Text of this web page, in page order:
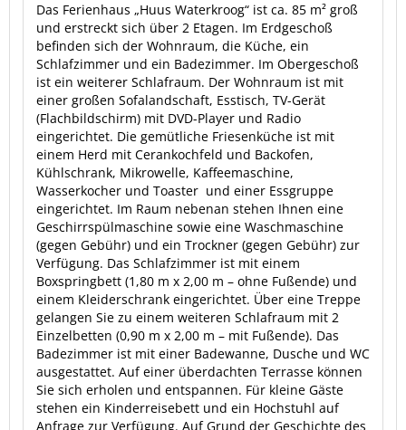
Das Ferienhaus „Huus Waterkroog“ ist ca. 85 m² groß
und erstreckt sich über 2 Etagen. Im Erdgeschoß
befinden sich der Wohnraum, die Küche, ein
Schlafzimmer und ein Badezimmer. Im Obergeschoß
ist ein weiterer Schlafraum. Der Wohnraum ist mit
einer großen Sofalandschaft, Esstisch, TV-Gerät
(Flachbildschirm) mit DVD-Player und Radio
eingerichtet. Die gemütliche Friesenküche ist mit
einem Herd mit Cerankochfeld und Backofen,
Kühlschrank, Mikrowelle, Kaffeemaschine,
Wasserkocher und Toaster und einer Essgruppe
eingerichtet. Im Raum nebenan stehen Ihnen eine
Geschirrspülmaschine sowie eine Waschmaschine
(gegen Gebühr) und ein Trockner (gegen Gebühr) zur
Verfügung. Das Schlafzimmer ist mit einem
Boxspringbett (1,80 m x 2,00 m – ohne Fußende) und
einem Kleiderschrank eingerichtet. Über eine Treppe
gelangen Sie zu einem weiteren Schlafraum mit 2
Einzelbetten (0,90 m x 2,00 m – mit Fußende). Das
Badezimmer ist mit einer Badewanne, Dusche und WC
ausgestattet. Auf einer überdachten Terrasse können
Sie sich erholen und entspannen. Für kleine Gäste
stehen ein Kinderreisebett und ein Hochstuhl auf
Anfrage zur Verfügung. Auf Grund der Geschichte des